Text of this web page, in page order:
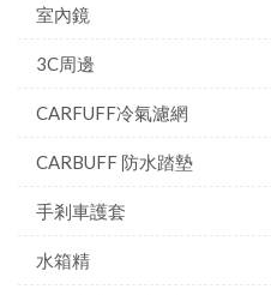
室內鏡
3C周邊
CARFUFF冷氣濾網
CARBUFF 防水踏墊
手剎車護套
水箱精